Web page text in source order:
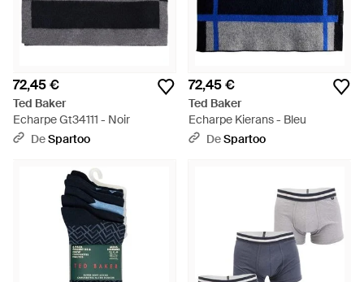
72,45 €
Ted Baker
Echarpe Gt34111 - Noir
DeSpartoo
72,45 €
Ted Baker
Echarpe Kierans - Bleu
DeSpartoo